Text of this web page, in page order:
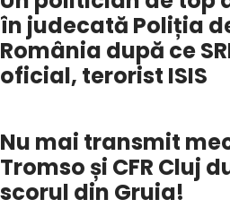
în judecată Poliția
România după ce
oficial, terorist ISIS
Nu mai transmit
Tromso și CFR Cluj
scorul din Gruia!